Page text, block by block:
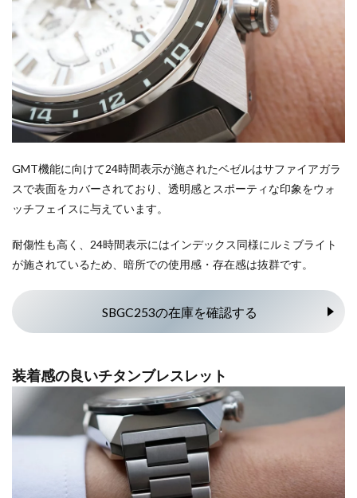
GMT機能に向けて24時間表示が施されたベゼルはサファイアガラ
スで表面をカバーされており、透明感とスポーティな印象をウォ
ッチフェイスに与えています。
耐傷性も高く、24時間表示にはインデックス同様にルミブライト
が施されているため、暗所での使用感・存在感は抜群です。
SBGC253の在庫を確認する
装着感の良いチタンブレスレット